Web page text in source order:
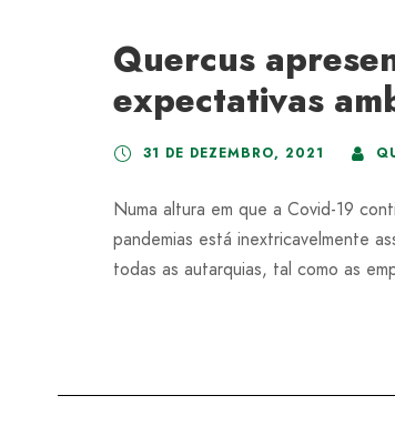
Quercus
expectativas
31 DE DEZEMBRO, 2021
Numa altura em que a Covid-19
pandemias está inextricavelmente
todas as autarquias, tal como as